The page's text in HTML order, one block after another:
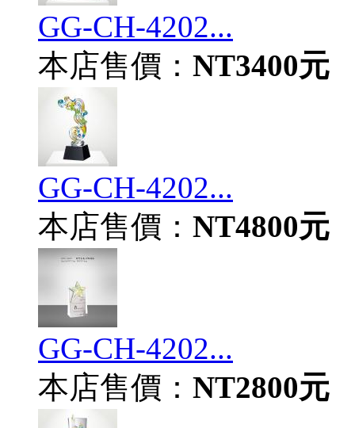
GG-CH-4202...
本店售價： NT3400元
GG-CH-4202...
本店售價： NT4800元
GG-CH-4202...
本店售價： NT2800元